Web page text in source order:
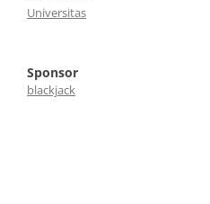
Universitas
Sponsor
blackjack